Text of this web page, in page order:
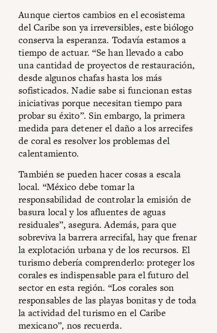
Aunque ciertos cambios en el ecosistema
del Caribe son ya irreversibles, este biólogo
conserva la esperanza. Todavía estamos a
tiempo de actuar. “Se han llevado a cabo
una cantidad de proyectos de restauración,
desde algunos chafas hasta los más
sofisticados. Nadie sabe si funcionan estas
iniciativas porque necesitan tiempo para
probar su éxito”. Sin embargo, la primera
medida para detener el daño a los arrecifes
de coral es resolver los problemas del
calentamiento.
También se pueden hacer cosas a escala
local. “México debe tomar la
responsabilidad de controlar la emisión de
basura local y los afluentes de aguas
residuales”, asegura. Además, para que
sobreviva la barrera arrecifal, hay que frenar
la explotación urbana y de los recursos. El
turismo debería comprenderlo: proteger los
corales es indispensable para el futuro del
sector en esta región. “Los corales son
responsables de las playas bonitas y de toda
la actividad del turismo en el Caribe
mexicano”, nos recuerda.